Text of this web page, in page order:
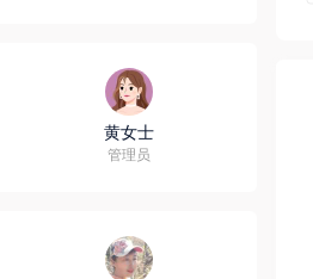
黄女士
管理员